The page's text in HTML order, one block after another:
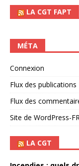
LA CGT FAPT
MÉTA
Connexion
Flux des publications
Flux des
Site de WordPress-
LA CGT